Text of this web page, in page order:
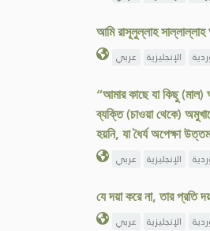
আমি রাসূলুল্লাহ
عربي الإنجليزية
“আমার কাছে যা কিছু
ব্যক্তি (চাওয়া থেকে)
হয়নি, যা ধৈর্য অপেক্ষা
عربي الإنجليزية
যে দয়া করে না, তার প্রতি
عربي الإنجليزية